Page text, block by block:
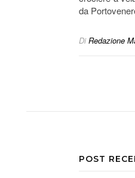
da
Di Redazione
POST